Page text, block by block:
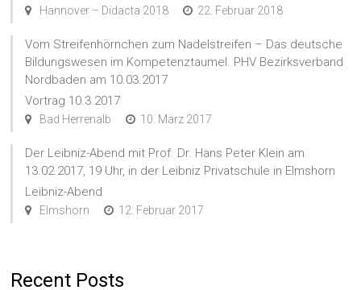
Hannover – Didacta 2018 22. Februar 2018
Vom Streifenhörnchen zum Nadelstreifen – Das deutsche
Bildungswesen im Kompetenztaumel. PHV Bezirksverband
Nordbaden am 10.03.2017
Vortrag 10.3.2017
Bad Herrenalb 10. März 2017
Der Leibniz-Abend mit Prof. Dr. Hans Peter Klein am
13.02.2017, 19 Uhr, in der Leibniz Privatschule in Elmshorn
Leibniz-Abend
Elmshorn 12. Februar 2017
Recent Posts